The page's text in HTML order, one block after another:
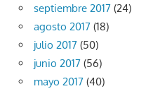
septiembre 2017 (24)
agosto 2017 (18)
julio 2017 (50)
junio 2017 (56)
mayo 2017 (40)